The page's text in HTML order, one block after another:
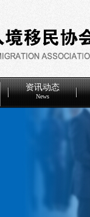
资讯动态
News